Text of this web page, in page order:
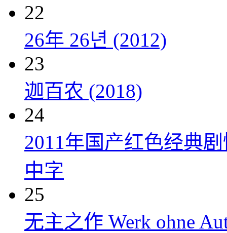
22
26年 26년 (2012)
23
迦百农 (2018)
24
2011年国产红色经典
中字
25
无主之作 Werk ohne